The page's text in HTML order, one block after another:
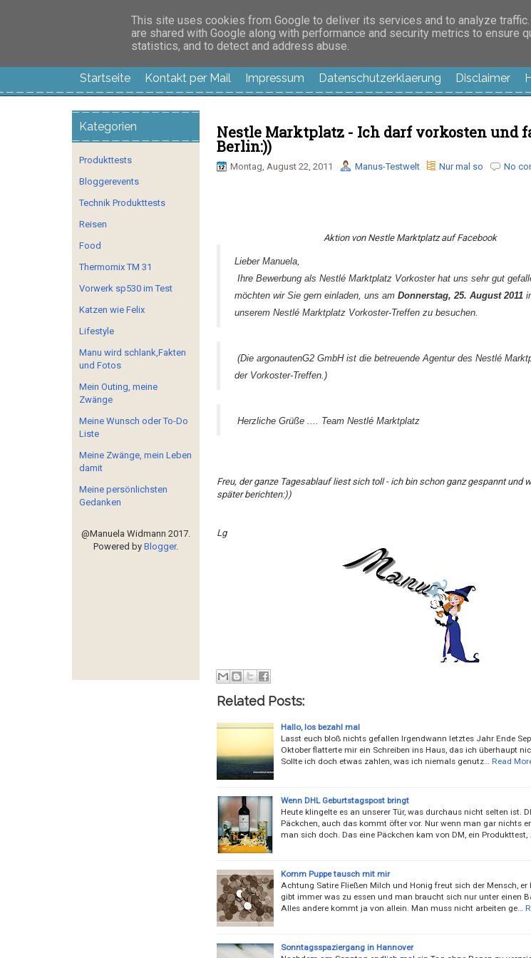
Manus Testwelt, alles außer
Startseite Kontakt per Mail Impressum Datenschutzerklaerung Disclaimer
Nestle Marktplatz - Ich darf vorkosten und
Berlin:))
Montag, August 22, 2011 Manus-Testwelt Nur mal so No
Aktion von Nestle Marktplatz auf Facebook
Lieber Manuela,
Ihre Bewerbung als Nestlé Marktplatz Vorkoster hat uns sehr gut
möchten wir Sie gern einladen, uns am Donnerstag, 25. August 2011
unserem Nestlé Marktplatz Vorkoster-Treffen zu besuchen.
(Die argonautenG2 GmbH ist die betreuende Agentur des Nestlé
der Vorkoster-Treffen.)
Herzliche Grüße .... Team Nestlé Marktplatz
Freu, der ganze Tagesablauf liest sich toll - ich bin schon ganz gespannt und
später berichten:))
Lg
Related Posts:
Hallo, los bezahl mal
Lasst euch bloß nichts gefallen Irgendwann letztes Jahr Ende
Oktober flatterte mir ein Schreiben ins Haus, das ich überhaupt
Sollte ich doch etwas zahlen, was ich niemals genutz…
Read
Wenn DHL Geburtstagspost bringt
Heute klingelte es an unserer Tür, was durchaus nicht selten ist.
Päckchen, auch das kommt öfter vor. Nur wenn man gar nichts
man sich doch. Das eine Päckchen kam von DM, ein Produkttest, …
Komm Puppe tausch mit mir
Achtung Satire Fließen Milch und Honig freut sich der Mensch, er
gibt immer was zu essen und man braucht sich nur unter einen
Alles andere kommt ja von allein. Man muss nicht arbeiten ge…
Sonntagsspaziergang in Hannover
Kategorien
Produkttests
Bloggerevents
Technik Produkttests
Reisen
Food
Thermomix TM 31
Vorwerk sp530 im Test
Katzen wie Felix
Lifestyle
Manu wird schlank,Fakten
und Fotos
Mein Outing, meine
Zwänge
Meine Wunsch oder To-Do
Liste
Meine Zwänge, mein Leben
damit
Meine persönlichsten
Gedanken
@Manuela Widmann 2017.
Powered by Blogger.
This site uses cookies from Google to deliver its services and to analyze
are shared with Google along with performance and security metrics to ensure
statistics, and to detect and address abuse.